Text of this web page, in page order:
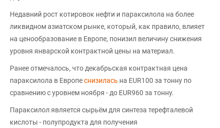
Недавний рост котировок нефти и параксилола на более
ликвидном азиатском рынке, который, как правило, влияет
на ценообразование в Европе, понизил величину снижения
уровня январской контрактной цены на материал.
Ранее отмечалось, что декабрьская контрактная цена
параксилола в Европеснизилась на EUR100 за тонну по
сравнению с уровнем ноября - до EUR960 за тонну.
Параксилол является сырьём для синтеза терефталевой
кислоты - полупродукта для получения